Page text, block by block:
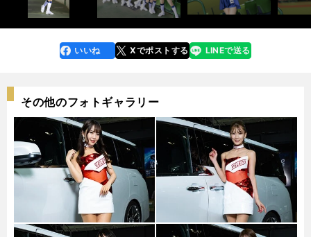
faceboo
k
いいね Xでポストする
line LINEで送る
その他のフォトギャラリー